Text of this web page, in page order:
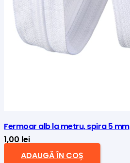
Fermoar alb la metru, spira 5 mm
1,00 lei
ADAUGĂ ÎN COȘ